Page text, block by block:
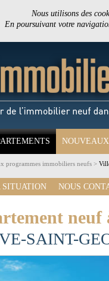
Nous utilisons des
En poursuivant votre
programmes immobiliers neufs >
SITUATION NOUS
neuf
SAINT-